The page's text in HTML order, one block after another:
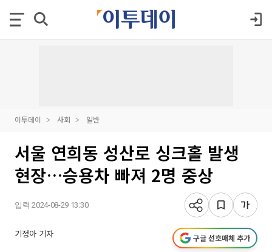
이투데이 사회 일반
서울 연희동 성산로 싱크홀 발생
현장…승용차 빠져 2명 중상
입력 2024-08-29 13:30
기정아 기자 구글 선호매체 추가